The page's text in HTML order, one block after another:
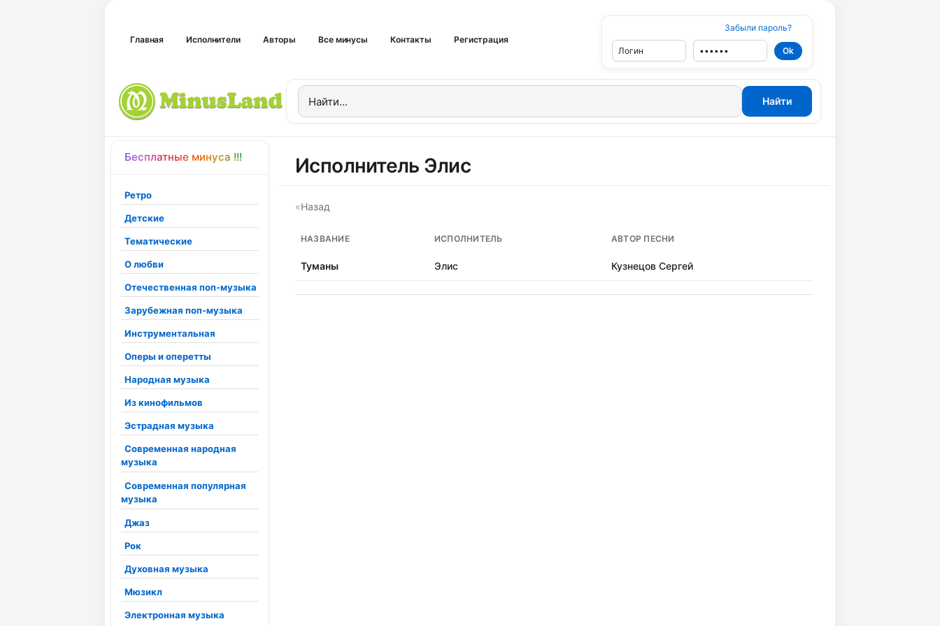
Главная Исполнители Авторы Все минусы Контакты Регистрация
Забыли пароль?
Бесплатные минуса !!!
Ретро
Детские
Тематические
О любви
Отечественная поп-музыка
Зарубежная поп-музыка
Инструментальная
Оперы и оперетты
Народная музыка
Из кинофильмов
Эстрадная музыка
Современная народная
музыка
Современная популярная
музыка
Джаз
Рок
Духовная музыка
Мюзикл
Электронная музыка
Исполнитель Элис
«Назад
НАЗВАНИЕ ИСПОЛНИТЕЛЬ АВТОР ПЕСНИ
Туманы Элис Кузнецов Сергей